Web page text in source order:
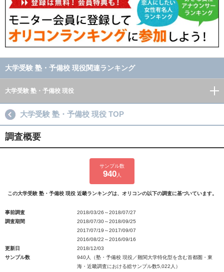
大学受験 塾・予備校 現役関連ランキング
大学受験 塾・予備校 現役
大学受験 塾・予備校 現役 TOP
調査概要
サンプル数
940人
この大学受験 塾・予備校 現役 近畿ランキングは、オリコンの以下の調査に基づいています。
事前調査
2018/03/26～2018/07/27
調査期間
2018/07/30～2018/09/25
2017/07/19～2017/09/07
2016/08/22～2016/09/16
更新日
2018/12/03
サンプル数
940人（塾・予備校 現役／難関大学特化型を含む首都圏・東
海・近畿調査における総サンプル数5,022人）